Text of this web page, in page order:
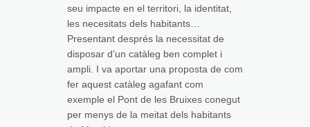
seu impacte en el territori, la identitat,
les necesitats dels habitants…
Presentant després la necessitat de
disposar d’un catàleg ben complet i
ampli. I va aportar una proposta de com
fer aquest catàleg agafant com
exemple el Pont de les Bruixes conegut
per menys de la meitat dels habitants